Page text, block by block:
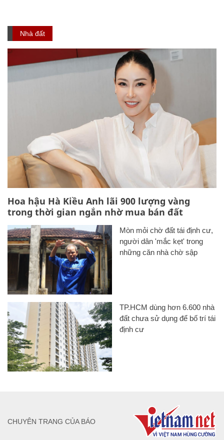
Nhà đất
Hoa hậu Hà Kiều Anh lãi 900 lượng vàng
trong thời gian ngắn nhờ mua bán đất
Mòn mỏi chờ đất tái định cư,
người dân 'mắc kẹt' trong
những căn nhà chờ sập
TP.HCM dùng hơn 6.600 nhà
đất chưa sử dụng để bố trí tái
định cư
CHUYÊN TRANG CỦA BÁO